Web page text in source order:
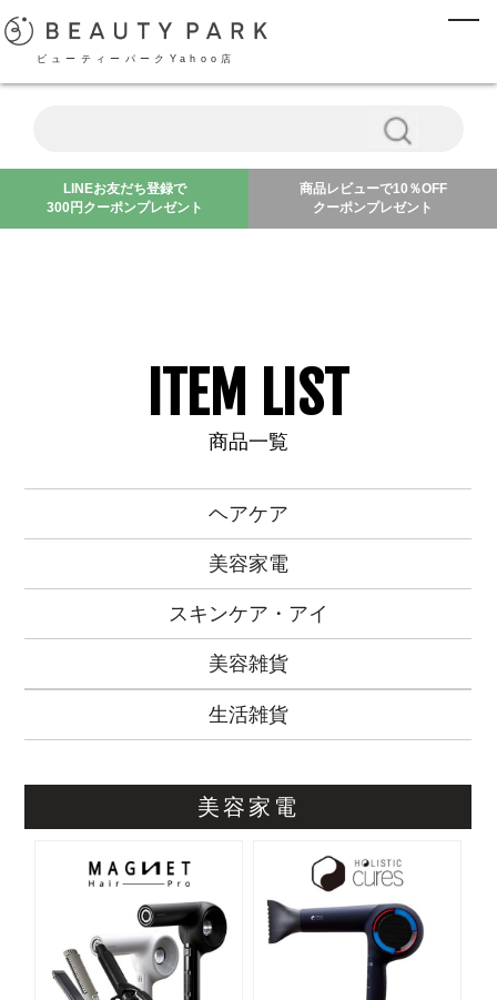
ビューティーパークYahoo店
LINEお友だち登録で
300円クーポンプレゼント
商品レビューで10％OFF
クーポンプレゼント